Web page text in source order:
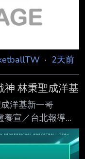
年投入基層籃球的
· 2天前
神 林秉聖成洋基
洋基新一哥
宣／台北報導〕
聖今年都確定返台
降臨TPBL台北戰